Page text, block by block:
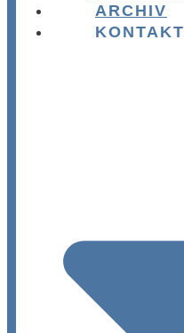
ARCHIV
KONTAKT